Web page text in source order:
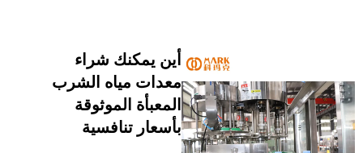
أين يمكنك شراء
معدات مياه الشرب
المعبأة الموثوقة
بأسعار تنافسية